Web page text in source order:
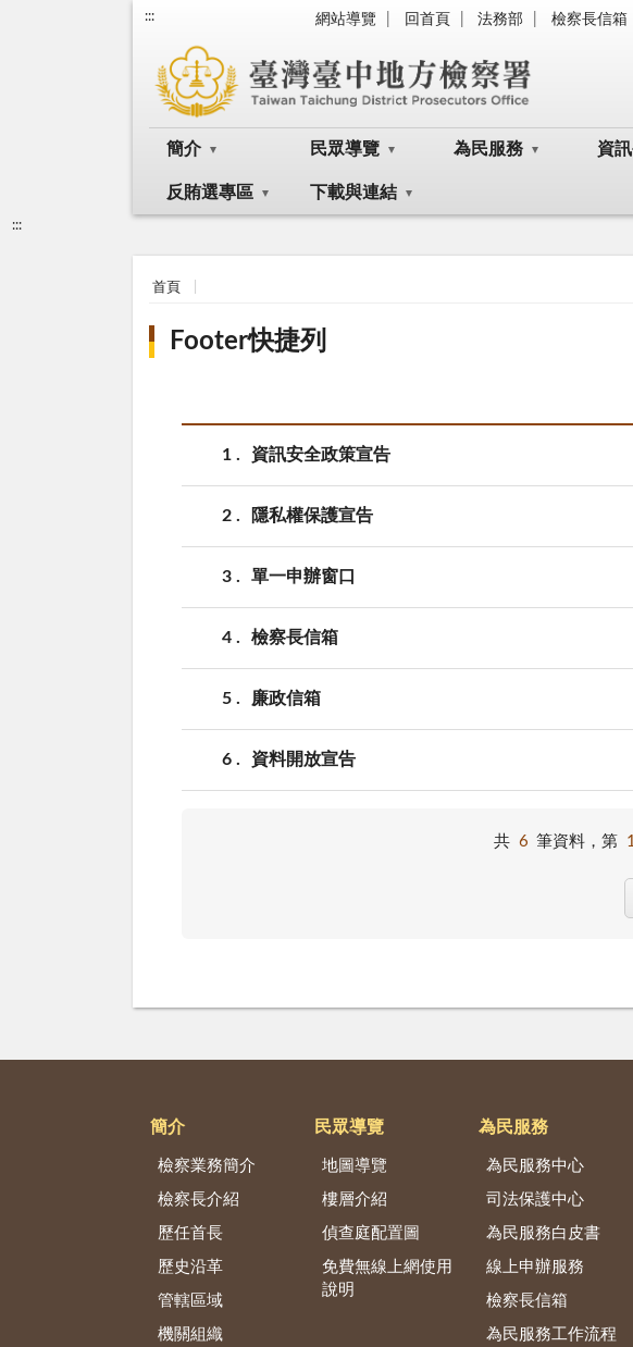
::: 網站導覽 回首頁 法務部 檢察長信箱
簡介 民眾導覽 為民服務 資
反賄選專區 下載與連結
:::
首頁
Footer快捷列
1 資訊安全政策宣告
2 隱私權保護宣告
3 單一申辦窗口
4 檢察長信箱
5 廉政信箱
6 資料開放宣告
共 6 筆資料，第
簡介
檢察業務簡介
檢察長介紹
歷任首長
歷史沿革
管轄區域
機關組織
民眾導覽
地圖導覽
樓層介紹
偵查庭配置圖
免費無線上網使用
說明
為民服務
為民服務中心
司法保護中心
為民服務白皮書
線上申辦服務
檢察長信箱
為民服務工作流程